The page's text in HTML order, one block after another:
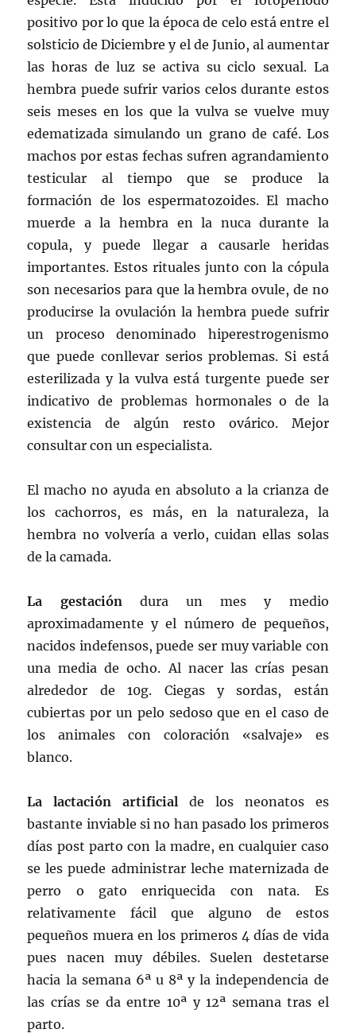
positivo por lo que la época de celo está entre el
solsticio de Diciembre y el de Junio, al aumentar
las horas de luz se activa su ciclo sexual. La
hembra puede sufrir varios celos durante estos
seis meses en los que la vulva se vuelve muy
edematizada simulando un grano de café. Los
machos por estas fechas sufren agrandamiento
testicular al tiempo que se produce la
formación de los espermatozoides. El macho
muerde a la hembra en la nuca durante la
copula, y puede llegar a causarle heridas
importantes. Estos rituales junto con la cópula
son necesarios para que la hembra ovule, de no
producirse la ovulación la hembra puede sufrir
un proceso denominado hiperestrogenismo
que puede conllevar serios problemas. Si está
esterilizada y la vulva está turgente puede ser
indicativo de problemas hormonales o de la
existencia de algún resto ovárico. Mejor
consultar con un especialista.
El macho no ayuda en absoluto a la crianza de
los cachorros, es más, en la naturaleza, la
hembra no volvería a verlo, cuidan ellas solas
de la camada.
La gestación dura un mes y medio
aproximadamente y el número de pequeños,
nacidos indefensos, puede ser muy variable con
una media de ocho. Al nacer las crías pesan
alrededor de 10g. Ciegas y sordas, están
cubiertas por un pelo sedoso que en el caso de
los animales con coloración «salvaje» es
blanco.
La lactación artificial de los neonatos es
bastante inviable si no han pasado los primeros
días post parto con la madre, en cualquier caso
se les puede administrar leche maternizada de
perro o gato enriquecida con nata. Es
relativamente fácil que alguno de estos
pequeños muera en los primeros 4 días de vida
pues nacen muy débiles. Suelen destetarse
hacia la semana 6ª u 8ª y la independencia de
las crías se da entre 10ª y 12ª semana tras el
parto.